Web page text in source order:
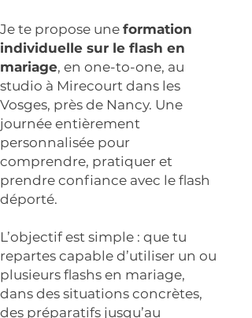
Je te propose une formation
individuelle sur le flash en
mariage, en one-to-one, au
studio à Mirecourt dans les
Vosges, près de Nancy. Une
journée entièrement
personnalisée pour
comprendre, pratiquer et
prendre confiance avec le flash
déporté.
L’objectif est simple : que tu
repartes capable d’utiliser un ou
plusieurs flashs en mariage,
dans des situations concrètes,
des préparatifs jusqu’au